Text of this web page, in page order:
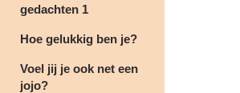
gedachten 1
Hoe gelukkig ben je?
Voel jij je ook net een
jojo?